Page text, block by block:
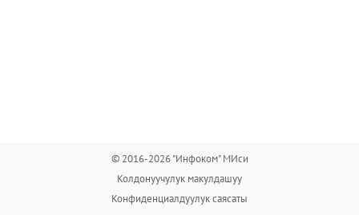
© 2016-2026 "Инфоком" МИси
Колдонуучулук макулдашуу
Конфиденциалдуулук саясаты